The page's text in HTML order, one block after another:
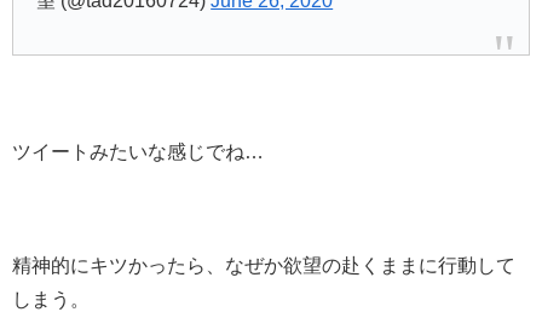
ツイートみたいな感じでね…
精神的にキツかったら、なぜか欲望の赴くままに行動して
しまう。